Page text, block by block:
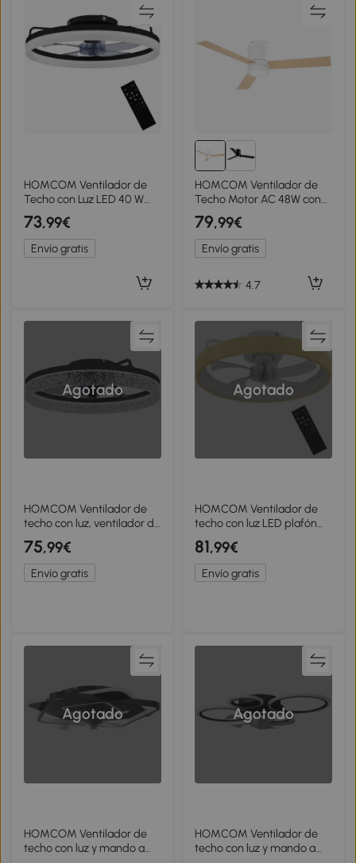
HOMCOM Ventilador de
Techo con Luz LED 40 W
Motor DC Reversible
Mando a Distancia 6
Velocidades 3 Colores
Temporizador Negro
73,99€
Envío gratis
HOMCOM Ventilador de
Techo Motor AC 48W con
Luz LED Mando a Distancia
3 Velocidades y 3 Aspas de
Madera Ø112x25 cm Blanco
79,99€
Envío gratis
4.7
Agotado
HOMCOM Ventilador de
techo con luz, ventilador de
techo LED regulable con
mando a distancia para
dormitorio y salón, Negro
75,99€
Envío gratis
Agotado
HOMCOM Ventilador de
techo con luz LED plafón
ventilador Ø49cm 7 aspas
6 velocidades brillo
regulable modo verano-
invierno
81,99€
Envío gratis
Agotado
HOMCOM Ventilador de
techo con luz y mando a
Agotado
HOMCOM Ventilador de
techo con luz y mando a